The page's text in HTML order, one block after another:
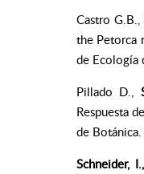
Castro G.B.,
the Petorca
de Ecología
Pillado D.,
Respuesta
de
Schneider,